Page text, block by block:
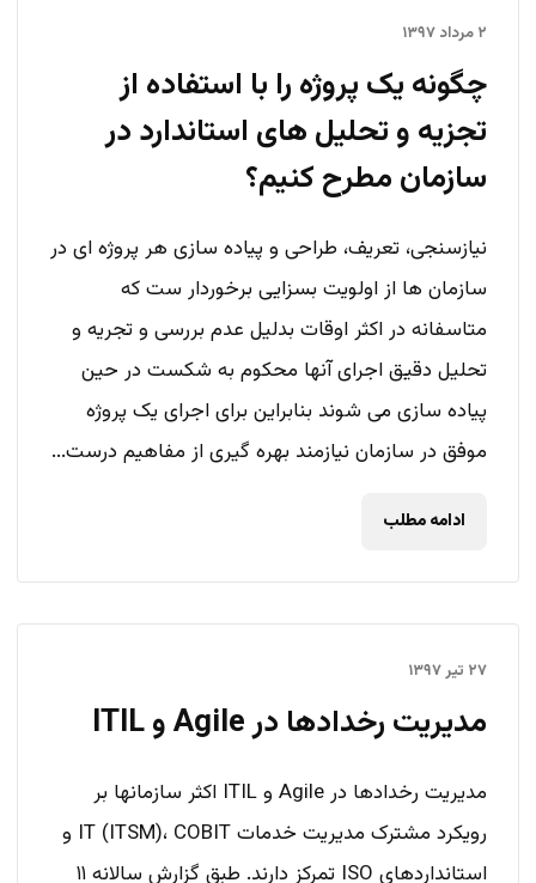
۲ مرداد ۱۳۹۷
چگونه یک پروژه را با استفاده از
تجزیه و تحلیل های استاندارد در
سازمان مطرح کنیم؟
نیازسنجی، تعریف، طراحی و پیاده سازی هر پروژه ای در
سازمان ها از اولویت بسزایی برخوردار ست که
متاسفانه در اکثر اوقات بدلیل عدم بررسی و تجریه و
تحلیل دقیق اجرای آنها محکوم به شکست در حین
پیاده سازی می شوند بنابراین برای اجرای یک پروژه
موفق در سازمان نیازمند بهره گیری از مفاهیم درست...
ادامه مطلب
۲۷ تیر ۱۳۹۷
مدیریت رخدادها در Agile و ITIL
مدیریت رخدادها در Agile و ITIL اکثر سازمانها بر
رویکرد مشترک مدیریت خدمات IT (ITSM)، COBIT و
استانداردهای ISO تمرکز دارند. طبق گزارش سالانه ۱۱